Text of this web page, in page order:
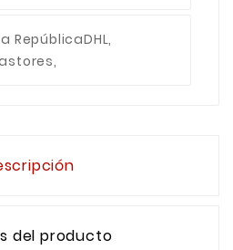
RepúblicaDHL,
del producto